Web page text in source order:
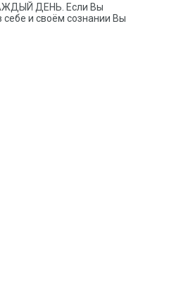
ДЕНЬ. Если Вы
и своём сознании Вы